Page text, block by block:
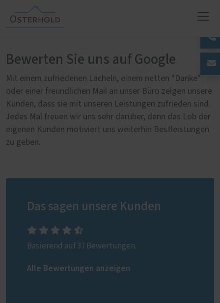
Bewerten Sie uns auf Google
Mit einem zufriedenen Lächeln, einem netten "Danke"
oder einer freundlichen Mail an unser Büro zeigen unsere
Kunden, dass sie mit unseren Leistungen zufrieden sind.
Jedes Mal freuen wir uns sehr darüber, denn das Lob der
eigenen Kunden motiviert uns weiterhin Bestleistungen
zu geben.
Das sagen unsere Kunden
Basierend auf 37 Bewertungen.
Alle Bewertungen anzeigen